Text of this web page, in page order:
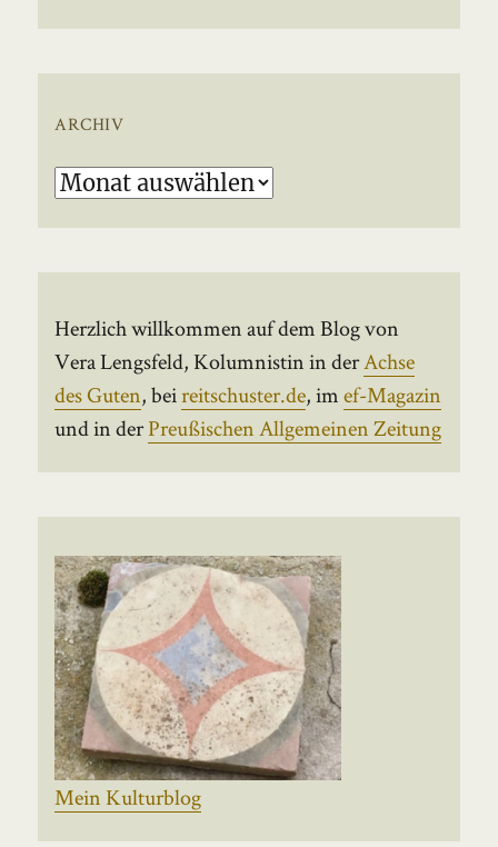
ARCHIV
Archiv
Herzlich willkommen auf dem Blog von
Vera Lengsfeld, Kolumnistin in derAchse
des Guten, beireitschuster.de, imef-Magazin
und in derPreußischen Allgemeinen Zeitung
Mein Kulturblog